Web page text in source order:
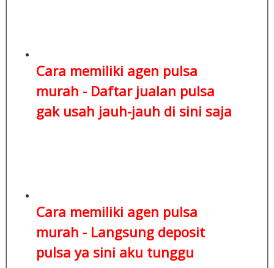
Cara memiliki agen pulsa
murah - Daftar jualan pulsa
gak usah jauh-jauh di sini saja
Cara memiliki agen pulsa
murah - Langsung deposit
pulsa ya sini aku tunggu